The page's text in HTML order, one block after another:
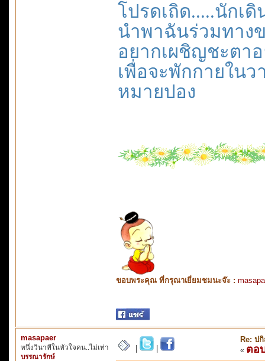
โปรดเถิด.....นักเ
นำพาฉันร่วมทาง
อยากเผชิญชะตา
เพื่อจะพักกายใน
หมายปอง
ขอบพระคุณ ที่กรุณาเยี่ยมชมนะจ๊ะ :
masapaer
หนึ่งวินาทีในหัวใจคน..ไม่เท่า
บรรณารักษ์
Re: ป
« ตอ